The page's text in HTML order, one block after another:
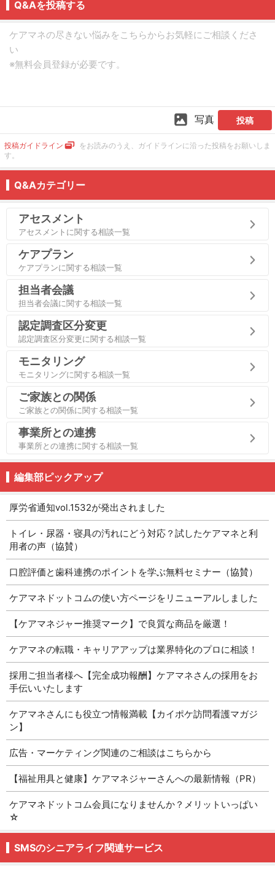
Q&Aを投稿する
写真 投稿
投稿ガイドライン
をお読みのうえ、ガイドラインに沿った投稿をお願いしま
す。
Q&Aカテゴリー
アセスメント
アセスメントに関する相談一覧
ケアプラン
ケアプランに関する相談一覧
担当者会議
担当者会議に関する相談一覧
認定調査区分変更
認定調査区分変更に関する相談一覧
モニタリング
モニタリングに関する相談一覧
ご家族との関係
ご家族との関係に関する相談一覧
事業所との連携
事業所との連携に関する相談一覧
編集部ピックアップ
厚労省通知vol.1532が発出されました
トイレ・尿器・寝具の汚れにどう対応？試したケアマネと利
用者の声（協賛）
口腔評価と歯科連携のポイントを学ぶ無料セミナー（協賛）
ケアマネドットコムの使い方ページをリニューアルしました
【ケアマネジャー推奨マーク】で良質な商品を厳選！
ケアマネの転職・キャリアアップは業界特化のプロに相談！
採用ご担当者様へ【完全成功報酬】ケアマネさんの採用をお
手伝いいたします
ケアマネさんにも役立つ情報満載【カイポケ訪問看護マガジ
ン】
広告・マーケティング関連のご相談はこちらから
【福祉用具と健康】ケアマネジャーさんへの最新情報（PR）
ケアマネドットコム会員になりませんか？メリットいっぱい
☆
SMSのシニアライフ関連サービス